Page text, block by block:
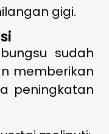
gigi.
sudah
memberikan
peningkatan